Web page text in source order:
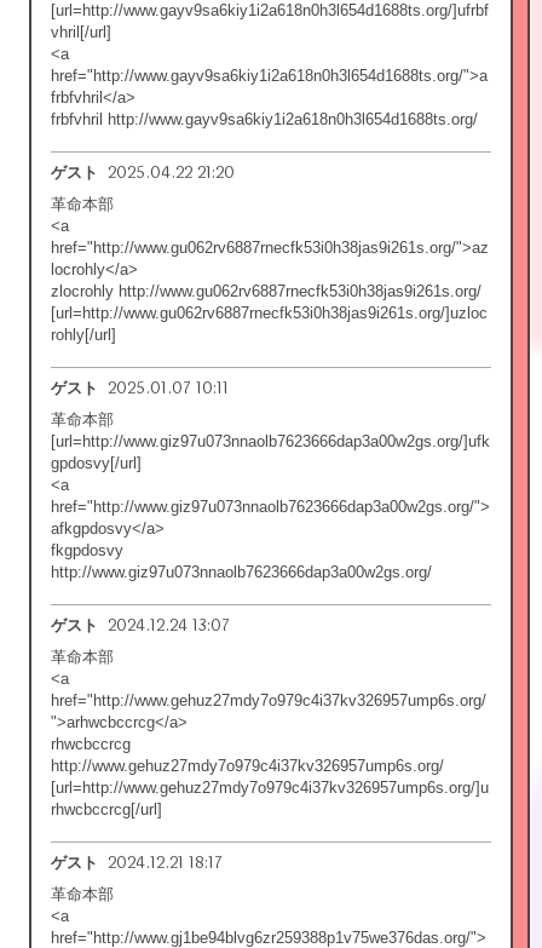
[url=http://www.gayv9sa6kiy1i2a618n0h3l654d1688ts.org/]ufrbf
vhril[/url]
<a
href="http://www.gayv9sa6kiy1i2a618n0h3l654d1688ts.org/">a
frbfvhril</a>
frbfvhril http://www.gayv9sa6kiy1i2a618n0h3l654d1688ts.org/
ゲスト 2025.04.22 21:20
革命本部
<a
href="http://www.gu062rv6887rnecfk53i0h38jas9i261s.org/">az
locrohly</a>
zlocrohly http://www.gu062rv6887rnecfk53i0h38jas9i261s.org/
[url=http://www.gu062rv6887rnecfk53i0h38jas9i261s.org/]uzloc
rohly[/url]
ゲスト 2025.01.07 10:11
革命本部
[url=http://www.giz97u073nnaolb7623666dap3a00w2gs.org/]ufk
gpdosvy[/url]
<a
href="http://www.giz97u073nnaolb7623666dap3a00w2gs.org/">
afkgpdosvy</a>
fkgpdosvy
http://www.giz97u073nnaolb7623666dap3a00w2gs.org/
ゲスト 2024.12.24 13:07
革命本部
<a
href="http://www.gehuz27mdy7o979c4i37kv326957ump6s.org/
">arhwcbccrcg</a>
rhwcbccrcg
http://www.gehuz27mdy7o979c4i37kv326957ump6s.org/
[url=http://www.gehuz27mdy7o979c4i37kv326957ump6s.org/]u
rhwcbccrcg[/url]
ゲスト 2024.12.21 18:17
革命本部
<a
href="http://www.gj1be94blvg6zr259388p1v75we376das.org/">